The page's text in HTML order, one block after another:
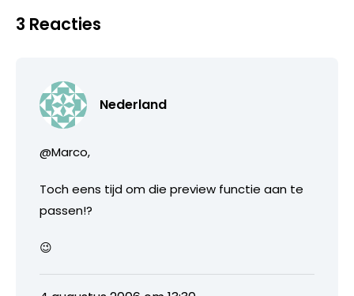
3 Reacties
Nederland
@Marco,
Toch eens tijd om die preview functie aan te
passen!?
😉